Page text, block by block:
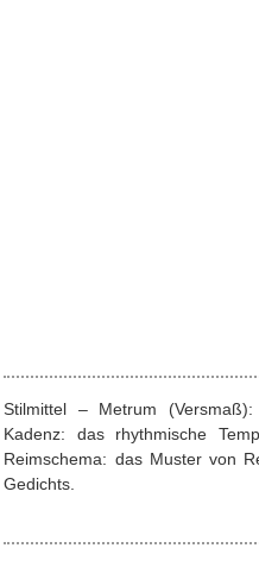
Stilmittel – Metrum
Kadenz: das rhythmische
Reimschema: das Muster von
Gedichts.